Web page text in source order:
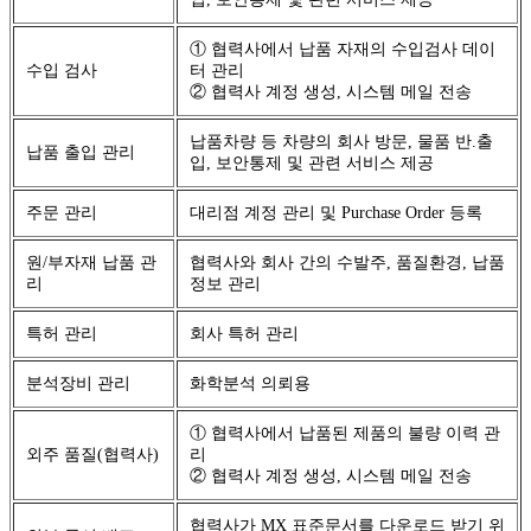
수입 검사
① 협력사에서 납품 자재의 수입검사 데이
터 관리
② 협력사 계정 생성, 시스템 메일 전송
납품 출입 관리
납품차량 등 차량의 회사 방문, 물품 반.출
입, 보안통제 및 관련 서비스 제공
주문 관리 대리점 계정 관리 및 Purchase Order 등록
원/부자재 납품 관
리
협력사와 회사 간의 수발주, 품질환경, 납품
정보 관리
특허 관리 회사 특허 관리
분석장비 관리 화학분석 의뢰용
외주 품질(협력사)
① 협력사에서 납품된 제품의 불량 이력 관
리
② 협력사 계정 생성, 시스템 메일 전송
협력사가 MX 표준문서를 다운로드 받기 위